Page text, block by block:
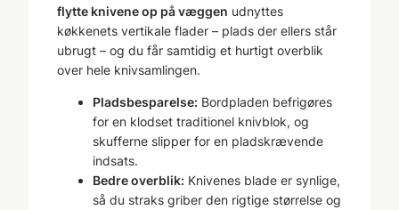
flytte knivene op på væggen udnyttes
køkkenets vertikale flader – plads der ellers står
ubrugt – og du får samtidig et hurtigt overblik
over hele knivsamlingen.
Pladsbesparelse: Bordpladen befri­gøres
for en klodset traditionel knivblok, og
skufferne slipper for en plads­krævende
indsats.
Bedre overblik: Knivenes blade er synlige,
så du straks griber den rigtige størrelse og